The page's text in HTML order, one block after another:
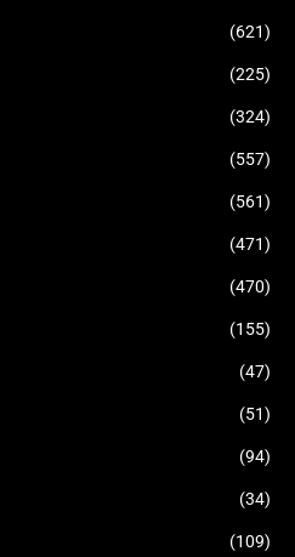
(621)
(225)
(324)
(557)
(561)
(471)
(470)
(155)
(47)
(51)
(94)
(34)
(109)